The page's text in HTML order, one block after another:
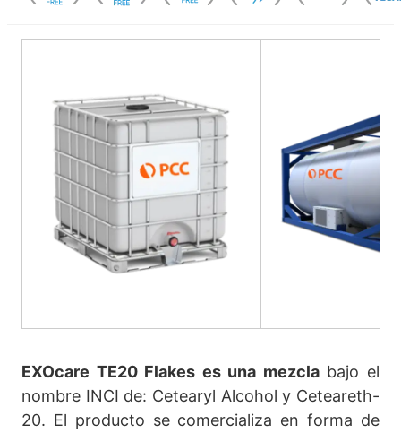
EXOcare TE20 Flakes es una mezclabajo el
nombre INCI de: Cetearyl Alcohol y Ceteareth-
20. El producto se comercializa en forma de